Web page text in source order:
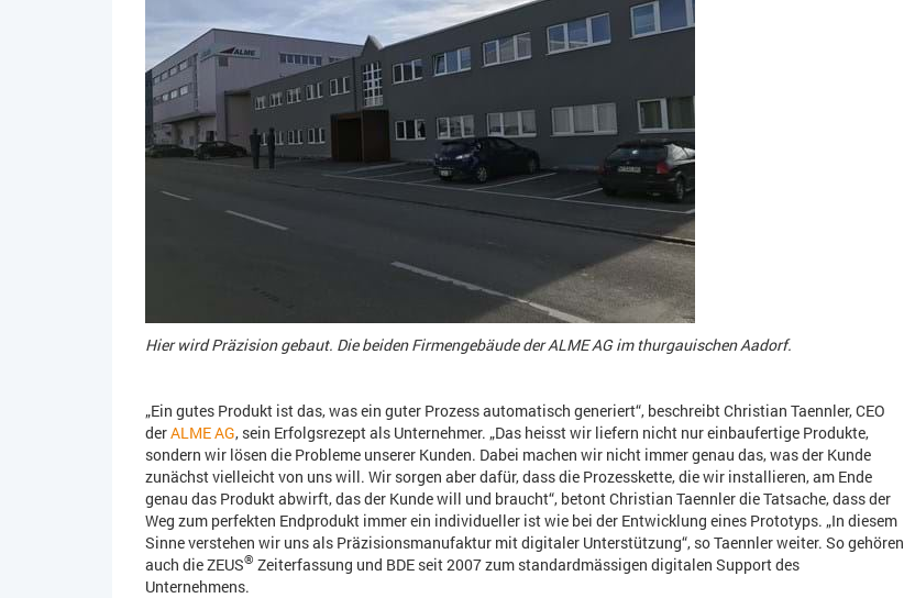
Hier wird Präzision gebaut. Die beiden Firmengebäude der ALME AG im thurgauischen Aadorf.
„Ein gutes Produkt ist das, was ein guter Prozess automatisch generiert“, beschreibt Christian Taennler, CEO
derALME AG, sein Erfolgsrezept als Unternehmer. „Das heisst wir liefern nicht nur einbaufertige Produkte,
sondern wir lösen die Probleme unserer Kunden. Dabei machen wir nicht immer genau das, was der Kunde
zunächst vielleicht von uns will. Wir sorgen aber dafür, dass die Prozesskette, die wir installieren, am Ende
genau das Produkt abwirft, das der Kunde will und braucht“, betont Christian Taennler die Tatsache, dass der
Weg zum perfekten Endprodukt immer ein individueller ist wie bei der Entwicklung eines Prototyps. „In diesem
Sinne verstehen wir uns als Präzisionsmanufaktur mit digitaler Unterstützung“, so Taennler weiter. So gehören
auch die ZEUS® Zeiterfassung und BDE seit 2007 zum standardmässigen digitalen Support des
Unternehmens.